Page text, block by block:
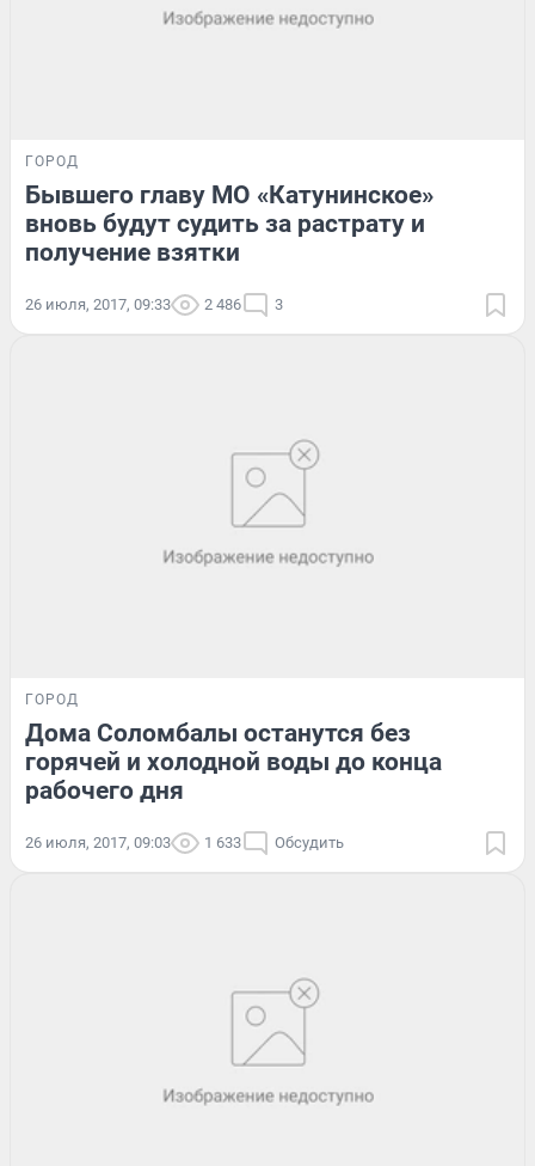
ГОРОД
Бывшего главу МО «Катунинское»
вновь будут судить за растрату и
получение взятки
26 июля, 2017, 09:33 2 486 3
ГОРОД
Дома Соломбалы останутся без
горячей и холодной воды до конца
рабочего дня
26 июля, 2017, 09:03 1 633 Обсудить